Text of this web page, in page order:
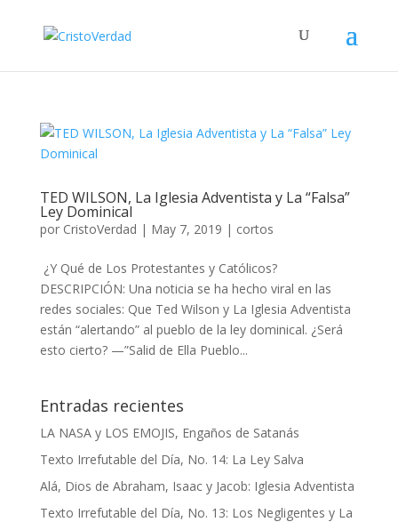
TED WILSON, La Iglesia Adventista y La “Falsa”
Ley Dominical
por CristoVerdad | May 7, 2019 | cortos
¿Y Qué de Los Protestantes y Católicos?
DESCRIPCIÓN: Una noticia se ha hecho viral en las
redes sociales: Que Ted Wilson y La Iglesia Adventista
están “alertando” al pueblo de la ley dominical. ¿Será
esto cierto? —”Salid de Ella Pueblo...
Entradas recientes
LA NASA y LOS EMOJIS, Engaños de Satanás
Texto Irrefutable del Día, No. 14: La Ley Salva
Alá, Dios de Abraham, Isaac y Jacob: Iglesia Adventista
Texto Irrefutable del Día, No. 13: Los Negligentes y La